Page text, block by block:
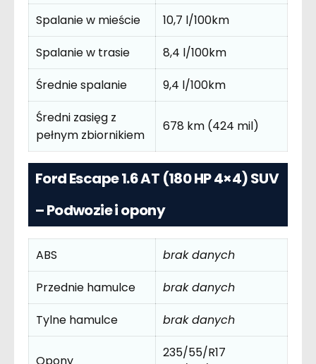
Spalanie w mieście
10,7 l/100km
Spalanie w trasie
8,4 l/100km
Średnie spalanie
9,4 l/100km
Średni zasięg z
pełnym zbiornikiem
678 km (424 mil)
Ford Escape 1.6 AT (180 HP 4×4) SUV
– Podwozie i opony
ABS
brak danych
Przednie hamulce
brak danych
Tylne hamulce
brak danych
235/55/R17